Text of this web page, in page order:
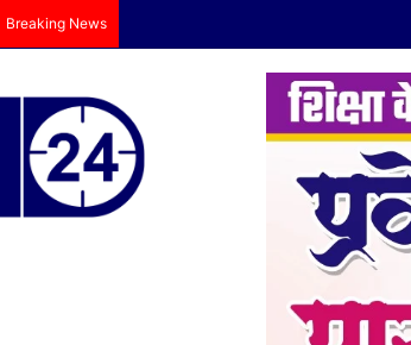
Breaking News